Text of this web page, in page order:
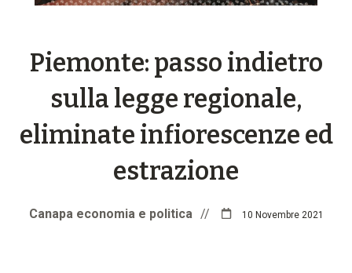
Piemonte: passo indietro
sulla legge regionale,
eliminate infiorescenze ed
estrazione
Canapa economia e politica // 10 Novembre 2021